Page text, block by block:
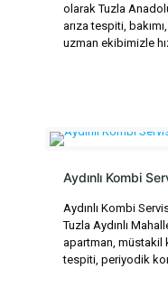
olarak Tuzla
arıza tespiti,
uzman ekibimizle
Aydınlı Kombi
Aydınlı Kombi
Tuzla Aydınlı
apartman, müstakil
tespiti, periyodik